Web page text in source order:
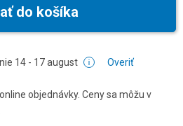
do košíka
14 - 17 august Overiť
objednávky. Ceny sa môžu v